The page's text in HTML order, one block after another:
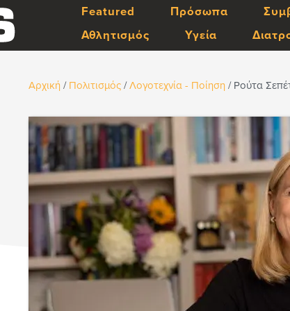
Featured Πρόσωπα
Αθλητισμός
Υγεία
Αρχική / Πολιτισμός / Λογοτεχνία - Ποίηση /Ρούτα